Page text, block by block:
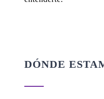
DÓNDE